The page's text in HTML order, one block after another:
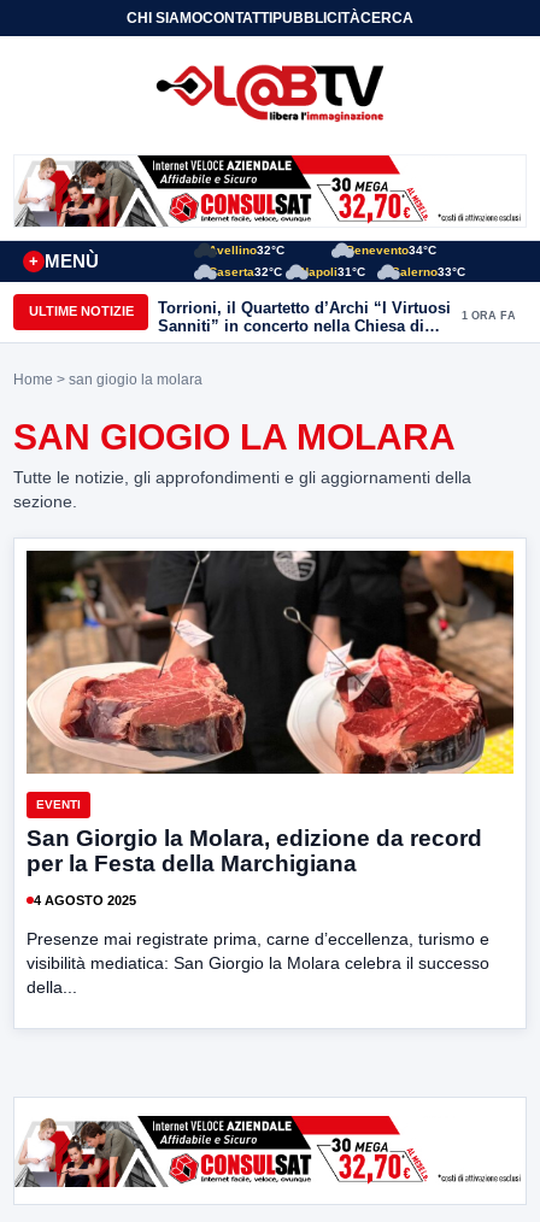
CHI SIAMOCONTATTIPUBBLICITÀCERCA
MENÙ
+
Avellino32°C Benevento34°C
Caserta32°C Napoli31°C Salerno33°C
ULTIME NOTIZIE
Torrioni, il Quartetto d’Archi “I Virtuosi
Sanniti” in concerto nella Chiesa di
San Michele Arcangelo
1 ORA FA
Home > san giogio la molara
SAN GIOGIO LA MOLARA
Tutte le notizie, gli approfondimenti e gli aggiornamenti della
sezione.
EVENTI
San Giorgio la Molara, edizione da record
per la Festa della Marchigiana
4 AGOSTO 2025
Presenze mai registrate prima, carne d’eccellenza, turismo e
visibilità mediatica: San Giorgio la Molara celebra il successo
della...